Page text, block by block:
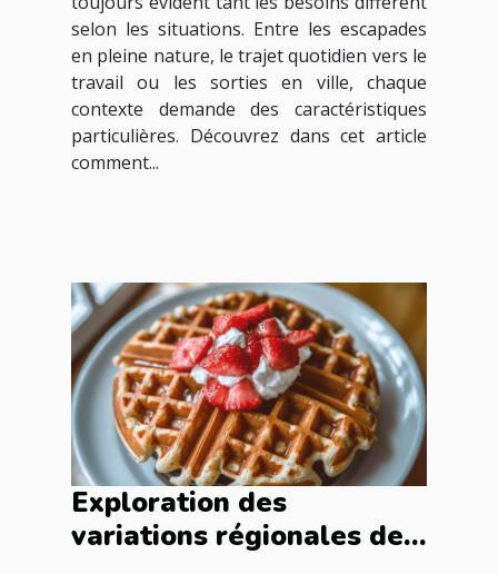
selon les situations. Entre les escapades
en pleine nature, le trajet quotidien vers le
travail ou les sorties en ville, chaque
contexte demande des caractéristiques
particulières. Découvrez dans cet article
comment...
Exploration des
variations régionales des